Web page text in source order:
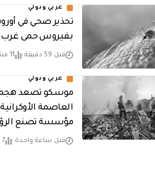
عربي ودولي
بفيروس حمى غرب
قبل 59 دقيقة 11 مشاهدات
عربي ودولي
موسكو تصعد
العاصمة
مؤسسة تصنع
قبل ساعة واحدة 7 مشاهدات